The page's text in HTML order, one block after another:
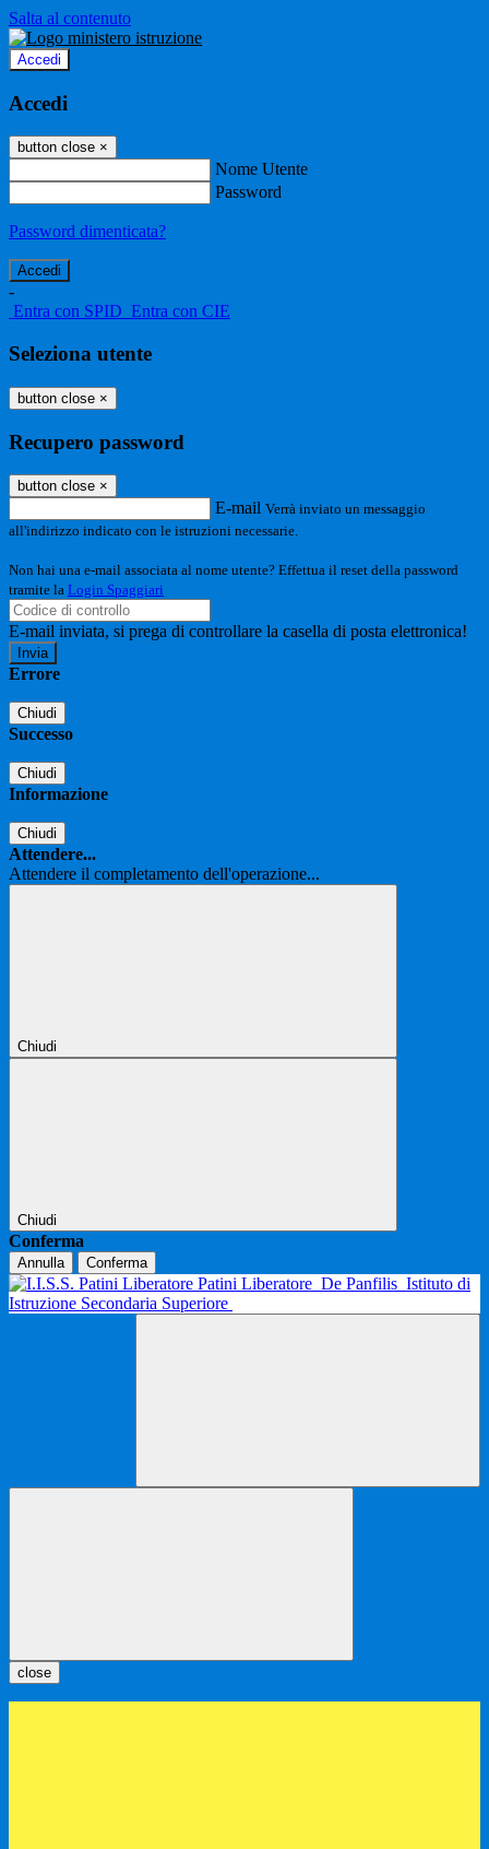
Salta al contenuto
Accedi
Accedi
button close ×
Nome Utente
Password
Password dimenticata?
-
Entra con SPID Entra con CIE
Seleziona utente
button close ×
Recupero password
button close ×
E-mail Verrà inviato un messaggio
all'indirizzo indicato con le istruzioni necessarie.
Non hai una e-mail associata al nome utente? Effettua il reset della password
tramite la Login Spaggiari
E-mail inviata, si prega di controllare la casella di posta elettronica!
Errore
Chiudi
Successo
Chiudi
Informazione
Chiudi
Attendere...
Attendere il completamento dell'operazione...
Chiudi
Chiudi
Conferma
Annulla Conferma
Patini Liberatore De Panfilis Istituto di
Istruzione Secondaria Superiore
close